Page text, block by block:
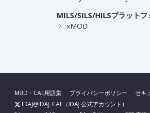
MILS/SILS/HILSプラットフ
xMOD
MBD・CAE用語集 プライバシーポリシー セキ
IDAJ@IDAJ_CAE （IDAJ 公式アカウント）